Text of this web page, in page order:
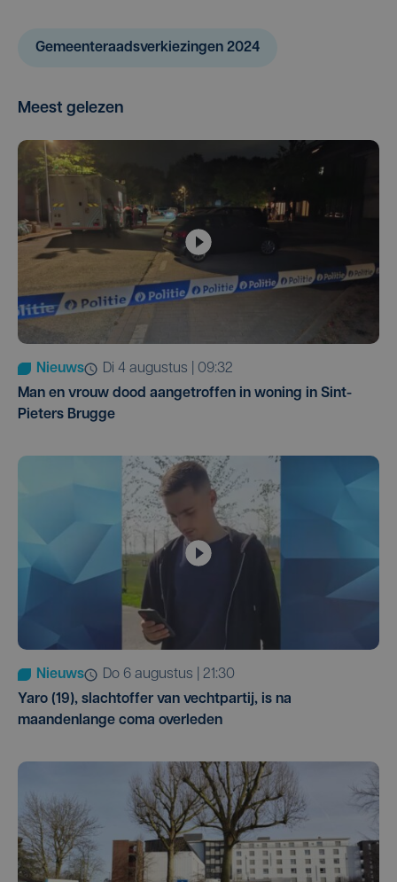
Gemeenteraadsverkiezingen 2024
Meest gelezen
Nieuws
di 4 augustus | 09:32
Man en vrouw dood aangetroffen in woning in Sint-
Pieters Brugge
Nieuws
do 6 augustus | 21:30
Yaro (19), slachtoffer van vechtpartij, is na
maandenlange coma overleden